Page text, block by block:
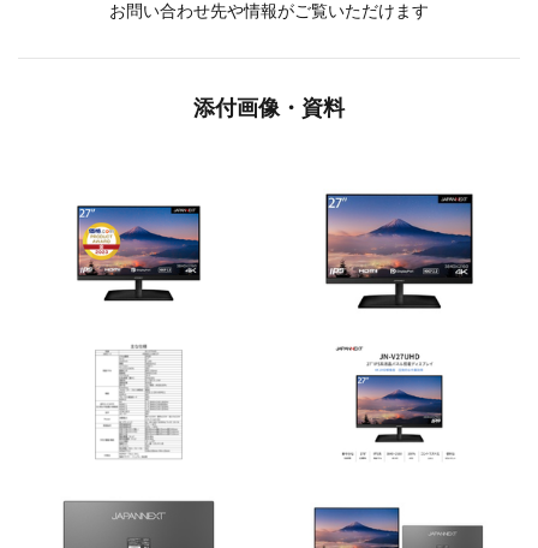
お問い合わせ先や情報がご覧いただけます
添付画像・資料